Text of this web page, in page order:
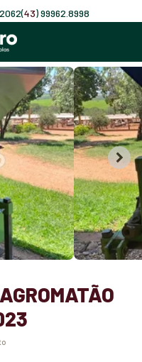
(43) 99962.8998